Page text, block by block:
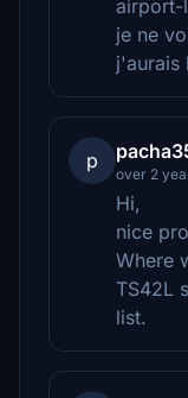
airport-
je ne
j'aurais
p
over 2
Hi,
nice
Where
TS42L
list.